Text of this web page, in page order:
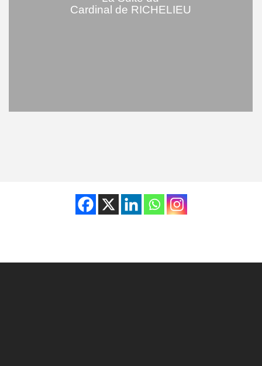
Cardinal de RICHELIEU